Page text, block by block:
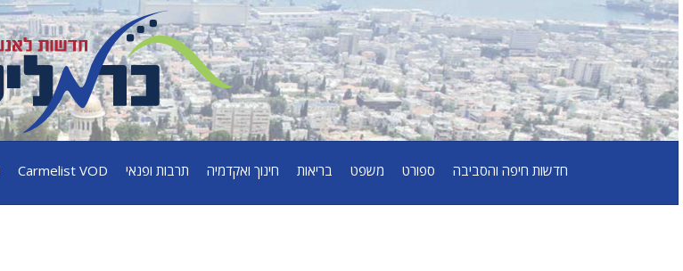
חדשות חיפה והסביבה ספורט משפט בריאות חינוך ואקדמיה תרבות ופנאי Carmelist VOD